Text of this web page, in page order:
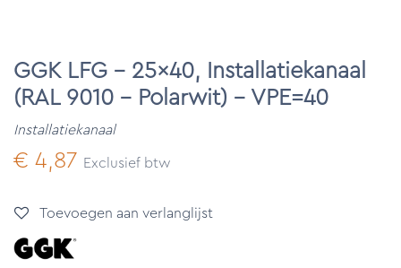
GGK LFG - 25x40, Installatiekanaal
(RAL 9010 - Polarwit) - VPE=40
Installatiekanaal
€ 4,87 Exclusief btw
Toevoegen aan verlanglijst